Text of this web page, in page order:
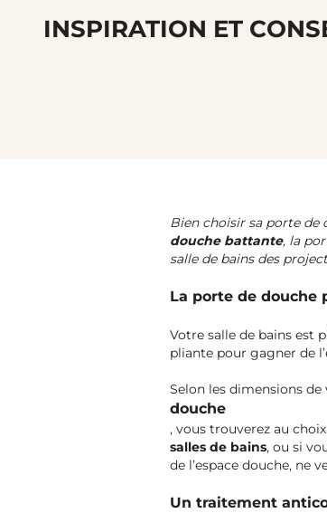
INSPIRATION ET
Bien choisir sa porte de
douche battante, la
salle de bains des
La porte de douche
Votre salle de bains est
pliante pour gagner de
Selon les dimensions de
douche
, vous trouverez au
salles de bains, ou si
de l’espace douche, ne
Un traitement